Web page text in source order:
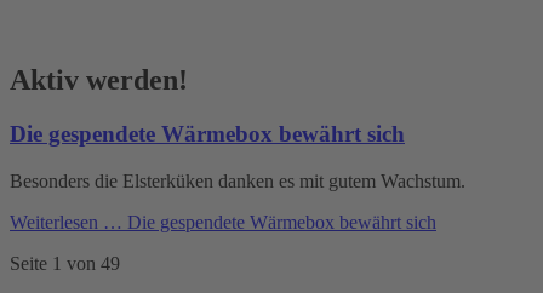
Aktiv werden!
Die gespendete Wärmebox bewährt sich
Besonders die Elsterküken danken es mit gutem Wachstum.
Weiterlesen … Die gespendete Wärmebox bewährt sich
Seite 1 von 49